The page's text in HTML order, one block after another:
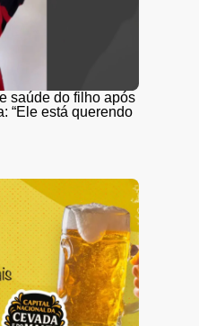
saúde do filho após
“Ele está querendo